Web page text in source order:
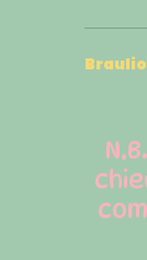
Braulio